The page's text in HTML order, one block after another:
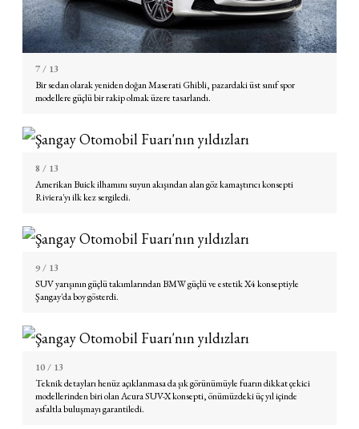
7/ 13
Bir sedan olarak yeniden doğanMaserati Ghibli, pazardaki üst sınıf spor
modellere güçlü bir rakip olmak üzere tasarlandı.
8 / 13
Amerikan Buick ilhamını suyun akışından alan göz kamaştırıcı konsepti
Riviera'yı ilk kez sergiledi.
9/ 13
SUV yarışının güçlü takımlarından BMW güçlü ve estetik X4 konseptiyle
Şangay'da boy gösterdi.
10/ 13
Teknik detayları henüz açıklanmasa da şık görünümüyle fuarın dikkat çekici
modellerinden biri olan Acura SUV-X konsepti, önümüzdeki üç yıl içinde
asfaltla buluşmayı garantiledi.